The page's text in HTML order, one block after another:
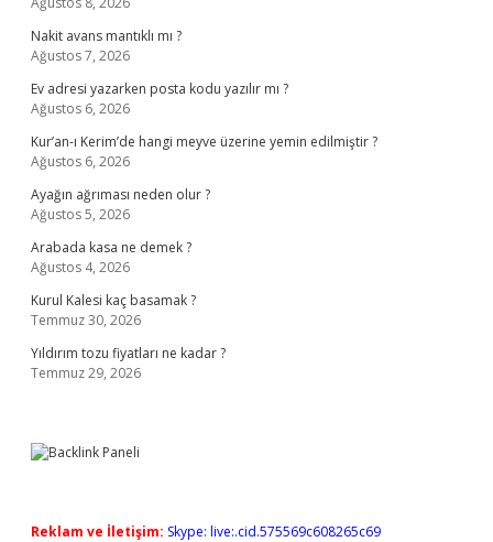
Nakit avans mantıklı mı ?
Ağustos 7, 2026
Ev adresi yazarken posta kodu yazılır mı ?
Ağustos 6, 2026
Kur’an-ı Kerim’de hangi meyve üzerine yemin edilmiştir ?
Ağustos 6, 2026
Ayağın ağrıması neden olur ?
Ağustos 5, 2026
Arabada kasa ne demek ?
Ağustos 4, 2026
Kurul Kalesi kaç basamak ?
Temmuz 30, 2026
Yıldırım tozu fiyatları ne kadar ?
Temmuz 29, 2026
Reklam ve İletişim: Skype: live:.cid.575569c608265c69